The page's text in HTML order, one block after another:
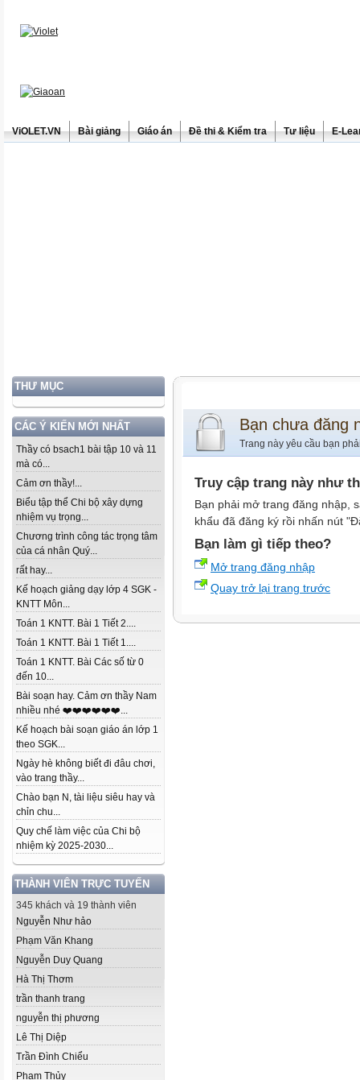
ViOLET.VN Bài giảng Giáo án Đề thi & Kiểm tra Tư liệu E-
THƯ MỤC
CÁC Ý KIẾN MỚI NHẤT
Thầy có bsach1 bài tập 10 và 11
mà có...
Cảm ơn thầy!...
Biểu tập thể Chi bộ xây dựng
nhiệm vụ trọng...
Chương trình công tác trọng tâm
của cá nhân Quý...
rất hay...
Kế hoạch giảng dạy lớp 4 SGK -
KNTT Môn...
Toán 1 KNTT. Bài 1 Tiết 2....
Toán 1 KNTT. Bài 1 Tiết 1....
Toán 1 KNTT. Bài Các số từ 0
đến 10...
Bài soạn hay. Cảm ơn thầy Nam
nhiều nhé ❤️❤️❤️❤️❤️❤️...
Kế hoạch bài soạn giáo án lớp 1
theo SGK...
Ngày hè không biết đi đâu chơi,
vào trang thầy...
Chào bạn N, tài liệu siêu hay và
chỉn chu...
Quy chế làm việc của Chi bộ
nhiệm kỳ 2025-2030...
THÀNH VIÊN TRỰC TUYẾN
345 khách và 19 thành viên
Nguyễn Như hảo
Phạm Văn Khang
Nguyễn Duy Quang
Hà Thị Thơm
trần thanh trang
nguyễn thị phương
Lê Thị Diệp
Trần Đình Chiểu
Phạm Thủy
Bạn chưa đăng
Trang này yêu cầu bạn
Truy cập trang này như
Bạn phải mở trang đăng nhập,
khẩu đã đăng ký rồi nhấn nút
Bạn làm gì tiếp theo?
Mở trang đăng nhập
Quay trở lại trang trước